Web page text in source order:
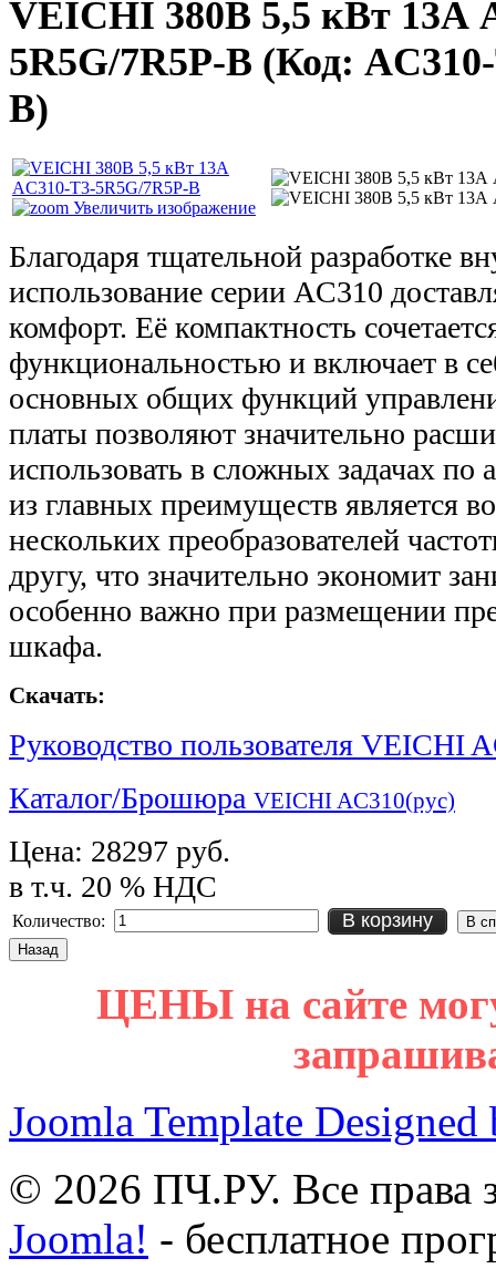
VEICHI 380В 5,5 кВт 13А
5R5G/7R5P-B (Код:
B)
Увеличить изображение
Благодаря тщательной разработке
использование серии AC310
комфорт. Её компактность
функциональностью и включает в
основных общих функций
платы позволяют значительно
использовать в сложных задачах по
из главных преимуществ является
нескольких преобразователей
другу, что значительно экономит
особенно важно при размещении
шкафа.
Скачать:
Руководство пользователя VEICHI
Каталог/Брошюра VEICHI AC310(рус)
Цена: 28297 руб.
в т.ч. 20 % НДС
Количество: В корзину
ЦЕНЫ на сайте
Joomla Template Designed
© 2026 ПЧ.РУ. Все права
Joomla! - бесплатное